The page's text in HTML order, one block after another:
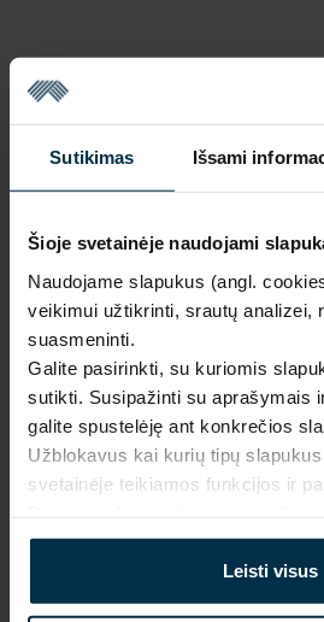
Sutikimas Išsami
Šioje svetainėje naudojami
Naudojame slapukus (angl.
veikimui užtikrinti, srautų analizei,
suasmeninti.
Galite pasirinkti, su kuriomis
sutikti. Susipažinti su aprašymais
galite spustelėję ant konkrečios
Užblokavus kai kurių tipų
svetainėje teikiamos funkcijos ir
Leisti visus
Mūsų
dizainai
2.naudojant
saulės
energiją
3.
Inovatyvūs
gamybos
sprendimai
Firminė ir
internetinė
parduotuvė
Produkcija
gamintojo
kaina
tekstilės
tarpininkų